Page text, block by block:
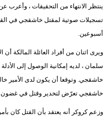
ينتظر الانتهاء من التحقيقات ،
تسجيلات صوتية لمقتل خاشقجي في
أسبوعين.
ويرى اثنان من أفراد العائلة المالكة
سلمان ، لديه إمكانية الوصول إلى
خاشقجي. وتوقعا أن يكون لدى الأمير
خاشقجي تعرّض لتخدير وقتل في غضون
وزعم كروكر أنه يعتقد بأن القتل كان